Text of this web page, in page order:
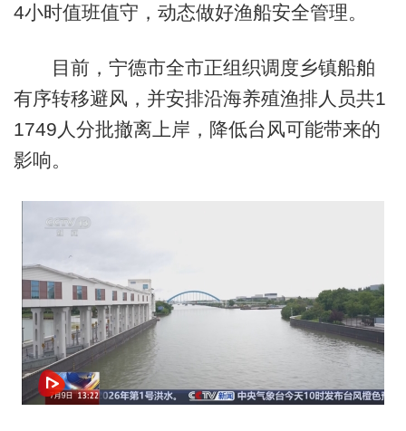
4小时值班值守，动态做好渔船安全管理。
目前，宁德市全市正组织调度乡镇船舶
有序转移避风，并安排沿海养殖渔排人员共1
1749人分批撤离上岸，降低台风可能带来的
影响。